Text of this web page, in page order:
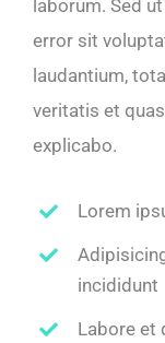
laborum. Sed
error sit
laudantium,
veritatis et
explicabo.
Lorem
incididunt
Labore et